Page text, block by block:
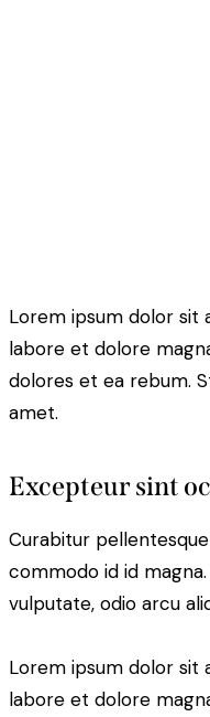
Lorem ipsum dolor sit
labore et dolore
dolores et ea rebum.
amet.
Excepteur sint
Curabitur
commodo id id
vulputate, odio arcu
Lorem ipsum dolor sit
labore et dolore